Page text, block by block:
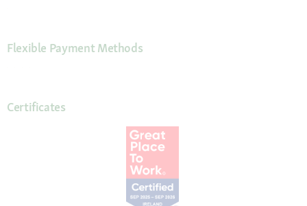
Flexible Payment Methods
Certificates